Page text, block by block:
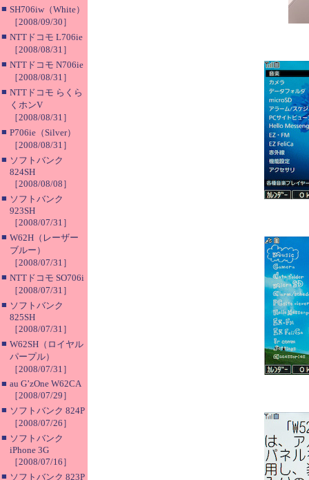
■ SH706iw（White）
［2008/09/30］
■ NTTドコモ L706ie
［2008/08/31］
■ NTTドコモ N706ie
［2008/08/31］
■ NTTドコモ らくら
くホンV
［2008/08/31］
■ P706ie（Silver）
［2008/08/31］
■ ソフトバンク
824SH
［2008/08/08］
■ ソフトバンク
923SH
［2008/07/31］
■ W62H（レーザー
ブルー）
［2008/07/31］
■ NTTドコモ SO706i
［2008/07/31］
■ ソフトバンク
825SH
［2008/07/31］
■ W62SH（ロイヤル
パープル）
［2008/07/31］
■ au G’zOne W62CA
［2008/07/29］
■ ソフトバンク 824P
［2008/07/26］
■ ソフトバンク
iPhone 3G
［2008/07/16］
■ ソフトバンク 823P